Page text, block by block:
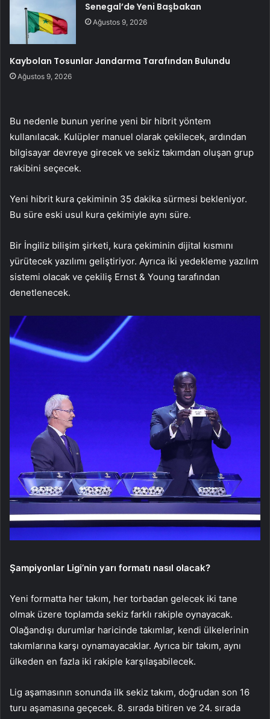
Senegal’de Yeni Başbakan
Ağustos 9, 2026
Kaybolan Tosunlar Jandarma Tarafından Bulundu
Ağustos 9, 2026
Bu nedenle bunun yerine yeni bir hibrit yöntem
kullanılacak. Kulüpler manuel olarak çekilecek, ardından
bilgisayar devreye girecek ve sekiz takımdan oluşan grup
rakibini seçecek.
Yeni hibrit kura çekiminin 35 dakika sürmesi bekleniyor.
Bu süre eski usul kura çekimiyle aynı süre.
Bir İngiliz bilişim şirketi, kura çekiminin dijital kısmını
yürütecek yazılımı geliştiriyor. Ayrıca iki yedekleme yazılım
sistemi olacak ve çekiliş Ernst & Young tarafından
denetlenecek.
Şampiyonlar Ligi’nin yarı formatı nasıl olacak?
Yeni formatta her takım, her torbadan gelecek iki tane
olmak üzere toplamda sekiz farklı rakiple oynayacak.
Olağandışı durumlar haricinde takımlar, kendi ülkelerinin
takımlarına karşı oynamayacaklar. Ayrıca bir takım, aynı
ülkeden en fazla iki rakiple karşılaşabilecek.
Lig aşamasının sonunda ilk sekiz takım, doğrudan son 16
turu aşamasına geçecek. 8. sırada bitiren ve 24. sırada